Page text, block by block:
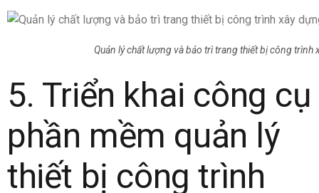
Quản lý chất lượng và bảo trì trang thiết bị công trình
5. Triển khai công cụ
phần mềm quản lý
thiết bị công trình